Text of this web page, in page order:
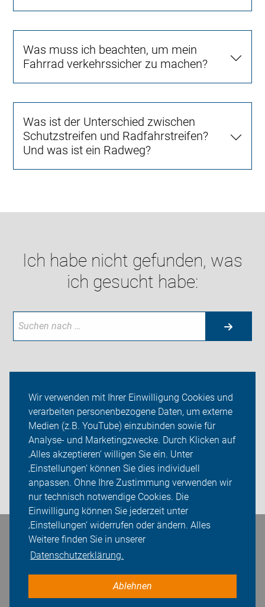
Wir verwenden mit Ihrer Einwilligung Cookies und
verarbeiten personenbezogene Daten, um externe
Medien (z.B. YouTube) einzubinden sowie für
Analyse- und Marketingzwecke. Durch Klicken auf
‚Alles akzeptieren‘ willigen Sie ein. Unter
‚Einstellungen‘ können Sie dies individuell
anpassen. Ohne Ihre Zustimmung verwenden wir
nur technisch notwendige Cookies. Die
Einwilligung können Sie jederzeit unter
‚Einstellungen‘ widerrufen oder ändern. Alles
Weitere finden Sie in unserer
Datenschutzerklärung.
Ablehnen
Was muss ich beachten, um mein
Fahrrad verkehrssicher zu machen?
Was ist der Unterschied zwischen
Schutzstreifen und Radfahrstreifen?
Und was ist ein Radweg?
Ich habe nicht gefunden, was
ich gesucht habe:
ADFC Bautzen
Sei dabei
Presse
Login
Bleiben Sie in Kontakt